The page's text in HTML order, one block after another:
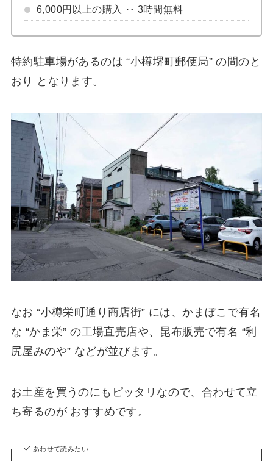
6,000円以上の購入 ‥ 3時間無料
特約駐車場があるのは “小樽堺町郵便局” の間のと
おり となります。
なお “小樽栄町通り商店街” には、かまぼこで有名
な “かま栄” の工場直売店や、昆布販売で有名 “利
尻屋みのや” などが並びます。
お土産を買うのにもピッタリなので、合わせて立
ち寄るのが おすすめです。
あわせて読みたい